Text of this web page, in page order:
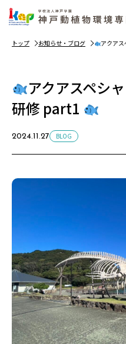
トップ お知らせ・ブログ アクア
アクアスペシ
研修 part1
2024.11.27 BLOG